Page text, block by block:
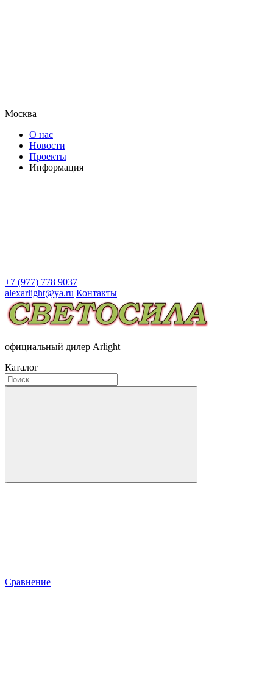
Москва
О нас
Новости
Проекты
Информация
+7 (977) 778 9037
alexarlight@ya.ru Контакты
официальный дилер Arlight
Каталог
Сравнение